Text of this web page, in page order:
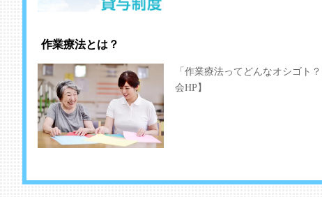
作業療法とは？
「作業療法ってどんなオシゴト
会HP】